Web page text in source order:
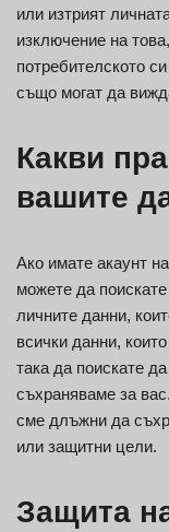
или изтрият
изключение на
потребителското
също могат да
Какви
вашите
Ако имате акаунт
можете да
личните данни,
всички данни,
така да поискате
съхраняваме за
сме длъжни да
или защитни цели.
Защита